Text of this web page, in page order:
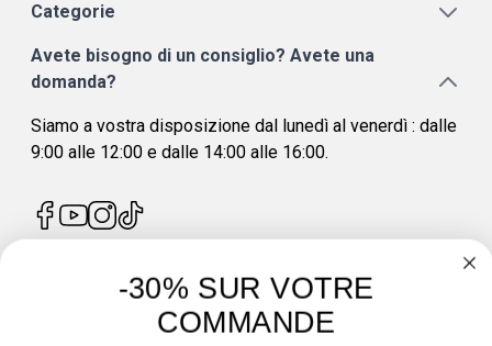
Categorie
Avete bisogno di un consiglio? Avete una
domanda?
Siamo a vostra disposizione dal lunedì al venerdì : dalle
9:00 alle 12:00 e dalle 14:00 alle 16:00.
4.7/5
-30% SUR VOTRE
COMMANDE